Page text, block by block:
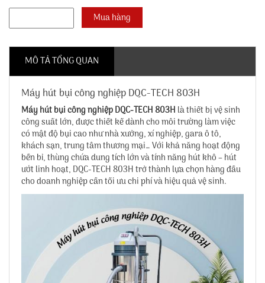
MÔ TẢ TỔNG QUAN
Máy hút bụi công nghiệp DQC-TECH 803H
Máy hút bụi công nghiệp DQC-TECH 803H là thiết bị vệ sinh
công suất lớn, được thiết kế dành cho môi trường làm việc
có mật độ bụi cao như nhà xưởng, xí nghiệp, gara ô tô,
khách sạn, trung tâm thương mại… Với khả năng hoạt động
bền bỉ, thùng chứa dung tích lớn và tính năng hút khô – hút
ướt linh hoạt, DQC-TECH 803H trở thành lựa chọn hàng đầu
cho doanh nghiệp cần tối ưu chi phí và hiệu quả vệ sinh.